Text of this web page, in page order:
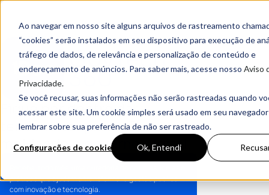
Ao navegar em nosso site alguns arquivos de rastreamento
“cookies” serão instalados em seu dispositivo para execução de
tráfego de dados, de relevância e personalização de conteúdo e
endereçamento de anúncios. Para saber mais, acesse nosso Aviso
Privacidade.
Se você recusar, suas informações não serão rastreadas quando
acessar este site. Um cookie simples será usado em seu
lembrar sobre sua preferência de não ser rastreado.
Configurações de cookies Ok, Entendi
Fique por dentro das
tendências que estão
moldando ogoverno digital.
práticas que ajudam a transformar a gestão pública
com inovação e tecnologia.